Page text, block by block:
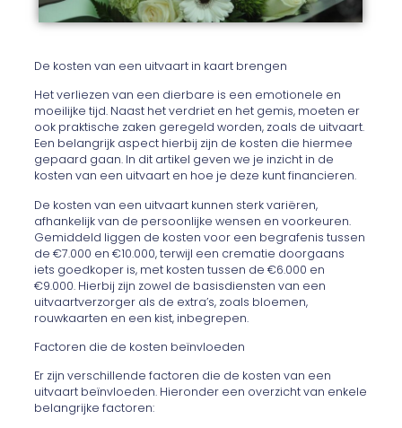
De kosten van een uitvaart in kaart brengen
Het verliezen van een dierbare is een emotionele en
moeilijke tijd. Naast het verdriet en het gemis, moeten er
ook praktische zaken geregeld worden, zoals de uitvaart.
Een belangrijk aspect hierbij zijn de kosten die hiermee
gepaard gaan. In dit artikel geven we je inzicht in de
kosten van een uitvaart en hoe je deze kunt financieren.
De kosten van een uitvaart kunnen sterk variëren,
afhankelijk van de persoonlijke wensen en voorkeuren.
Gemiddeld liggen de kosten voor een begrafenis tussen
de €7.000 en €10.000, terwijl een crematie doorgaans
iets goedkoper is, met kosten tussen de €6.000 en
€9.000. Hierbij zijn zowel de basisdiensten van een
uitvaartverzorger als de extra’s, zoals bloemen,
rouwkaarten en een kist, inbegrepen.
Factoren die de kosten beïnvloeden
Er zijn verschillende factoren die de kosten van een
uitvaart beïnvloeden. Hieronder een overzicht van enkele
belangrijke factoren: